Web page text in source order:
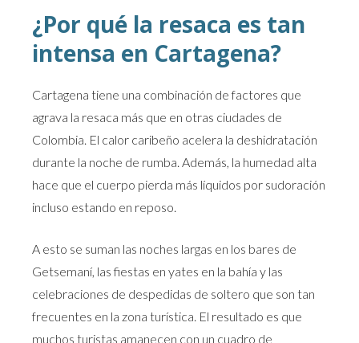
¿Por qué la resaca es tan
intensa en Cartagena?
Cartagena tiene una combinación de factores que
agrava la resaca más que en otras ciudades de
Colombia. El calor caribeño acelera la deshidratación
durante la noche de rumba. Además, la humedad alta
hace que el cuerpo pierda más líquidos por sudoración
incluso estando en reposo.
A esto se suman las noches largas en los bares de
Getsemaní, las fiestas en yates en la bahía y las
celebraciones de despedidas de soltero que son tan
frecuentes en la zona turística. El resultado es que
muchos turistas amanecen con un cuadro de